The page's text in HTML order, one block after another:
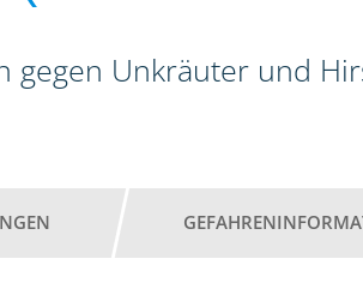
gegen Unkräuter und